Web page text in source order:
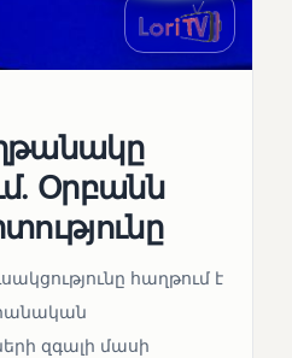
Օրբանն
հաղթում է
զգալի մասի